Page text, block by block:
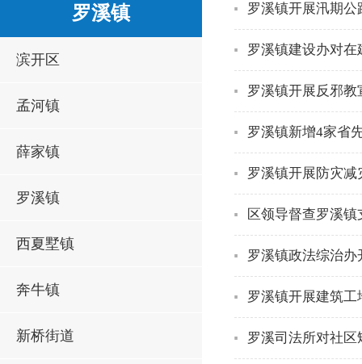
罗溪镇
滨开区
孟河镇
薛家镇
罗溪镇
西夏墅镇
奔牛镇
新桥街道
罗溪镇开展汛期
罗溪镇建设办对
罗溪镇开展反邪
罗溪镇新增4家省
罗溪镇开展防灾减
区领导督查罗溪
罗溪镇政法综治
罗溪镇开展建筑
罗溪司法所对社